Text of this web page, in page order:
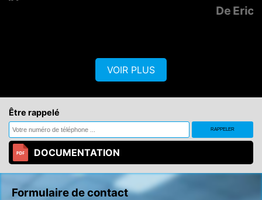
VOIR PLUS
Être rappelé
DOCUMENTATION
Formulaire de contact